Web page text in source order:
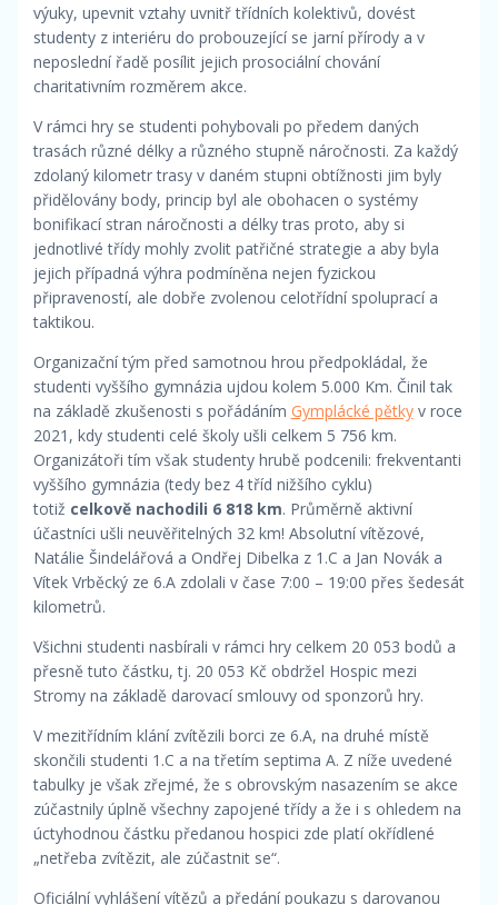
výuky, upevnit vztahy uvnitř třídních kolektivů, dovést
studenty z interiéru do probouzející se jarní přírody a v
neposlední řadě posílit jejich prosociální chování
charitativním rozměrem akce.
V rámci hry se studenti pohybovali po předem daných
trasách různé délky a různého stupně náročnosti. Za každý
zdolaný kilometr trasy v daném stupni obtížnosti jim byly
přidělovány body, princip byl ale obohacen o systémy
bonifikací stran náročnosti a délky tras proto, aby si
jednotlivé třídy mohly zvolit patřičné strategie a aby byla
jejich případná výhra podmíněna nejen fyzickou
připraveností, ale dobře zvolenou celotřídní spoluprací a
taktikou.
Organizační tým před samotnou hrou předpokládal, že
studenti vyššího gymnázia ujdou kolem 5.000 Km. Činil tak
na základě zkušenosti s pořádáním Gymplácké pětkyv roce
2021, kdy studenti celé školy ušli celkem 5 756 km.
Organizátoři tím však studenty hrubě podcenili: frekventanti
vyššího gymnázia (tedy bez 4 tříd nižšího cyklu)
totiž celkově nachodili 6 818 km. Průměrně aktivní
účastníci ušli neuvěřitelných 32 km! Absolutní vítězové,
Natálie Šindelářová a Ondřej Dibelka z 1.C a Jan Novák a
Vítek Vrběcký ze 6.A zdolali v čase 7:00 – 19:00 přes šedesát
kilometrů.
Všichni studenti nasbírali v rámci hry celkem 20 053 bodů a
přesně tuto částku, tj. 20 053 Kč obdržel Hospic mezi
Stromy na základě darovací smlouvy od sponzorů hry.
V mezitřídním klání zvítězili borci ze 6.A, na druhé místě
skončili studenti 1.C a na třetím septima A. Z níže uvedené
tabulky je však zřejmé, že s obrovským nasazením se akce
zúčastnily úplně všechny zapojené třídy a že i s ohledem na
úctyhodnou částku předanou hospici zde platí okřídlené
„netřeba zvítězit, ale zúčastnit se“.
Oficiální vyhlášení vítězů a předání poukazu s darovanou